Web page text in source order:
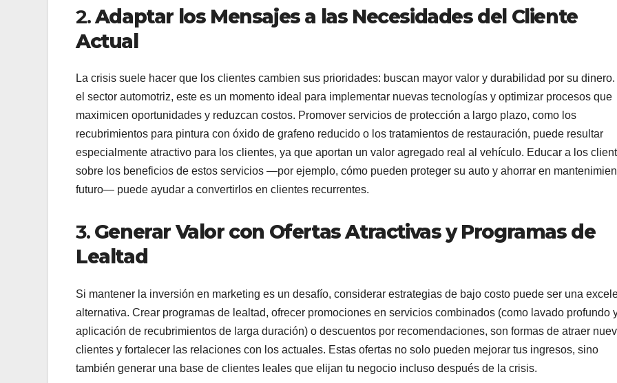
2.Adaptar los Mensajes a las Necesidades del Cliente
Actual
La crisis suele hacer que los clientes cambien sus prioridades: buscan mayor valor y durabilidad por su dinero.
el sector automotriz, este es un momento ideal para implementar nuevas tecnologías y optimizar procesos que
maximicen oportunidades y reduzcan costos. Promover servicios de protección a largo plazo, como los
recubrimientos para pintura con óxido de grafeno reducido o los tratamientos de restauración, puede resultar
especialmente atractivo para los clientes, ya que aportan un valor agregado real al vehículo. Educar a los
sobre los beneficios de estos servicios —por ejemplo, cómo pueden proteger su auto y ahorrar en
futuro— puede ayudar a convertirlos en clientes recurrentes.
3. Generar Valor con Ofertas Atractivas y Programas de
Lealtad
Si mantener la inversión en marketing es un desafío, considerar estrategias de bajo costo puede ser una
alternativa. Crear programas de lealtad, ofrecer promociones en servicios combinados (como lavado profundo
aplicación de recubrimientos de larga duración) o descuentos por recomendaciones, son formas de atraer
clientes y fortalecer las relaciones con los actuales. Estas ofertas no solo pueden mejorar tus ingresos, sino
también generar una base de clientes leales que elijan tu negocio incluso después de la crisis.